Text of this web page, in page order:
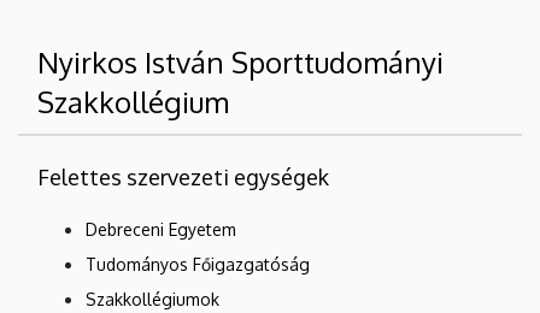
Nyirkos István Sporttudományi
Szakkollégium
Felettes szervezeti egységek
Debreceni Egyetem
Tudományos Főigazgatóság
Szakkollégiumok